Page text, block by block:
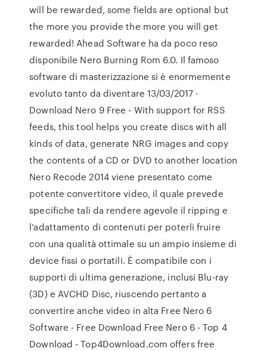
will be rewarded, some fields are optional but
the more you provide the more you will get
rewarded! Ahead Software ha da poco reso
disponibile Nero Burning Rom 6.0. Il famoso
software di masterizzazione si è enormemente
evoluto tanto da diventare 13/03/2017 ·
Download Nero 9 Free - With support for RSS
feeds, this tool helps you create discs with all
kinds of data, generate NRG images and copy
the contents of a CD or DVD to another location
Nero Recode 2014 viene presentato come
potente convertitore video, il quale prevede
specifiche tali da rendere agevole il ripping e
l’adattamento di contenuti per poterli fruire
con una qualità ottimale su un ampio insieme di
device fissi o portatili. È compatibile con i
supporti di ultima generazione, inclusi Blu-ray
(3D) e AVCHD Disc, riuscendo pertanto a
convertire anche video in alta Free Nero 6
Software - Free Download Free Nero 6 - Top 4
Download - Top4Download.com offers free